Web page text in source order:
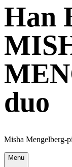
Han
duo
Misha Mengelberg-
Menu